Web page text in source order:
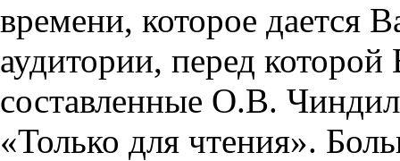
времени, которое дается
аудитории, перед
составленные О.В.
«Только для чтения».